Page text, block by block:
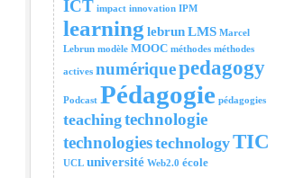
ICT impact innovation IPM
learning lebrunLMS Marcel
Lebrun modèle MOOC méthodes méthodes
actives numériquepedagogy
Podcast Pédagogie pédagogies
teachingtechnologie
technologiestechnologyTIC
UCL université Web2.0 école